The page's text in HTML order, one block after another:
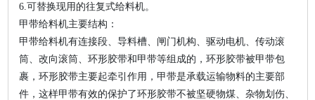
6.可替换现用的往复式给料机。
甲带给料机主要结构：
甲带给料机有连接段、导料槽、闸门机构、驱动电机、传动滚
筒、改向滚筒、环形胶带和甲带等组成的，环形胶带被甲带包
裹，环形胶带主要起牵引作用，甲带是承载运输物料的主要部
件，这样甲带有效的保护了环形胶带不被坚硬物煤、杂物划伤、